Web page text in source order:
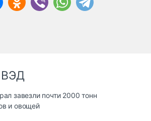
ВЭД
завезли почти 2000 тонн
и овощей